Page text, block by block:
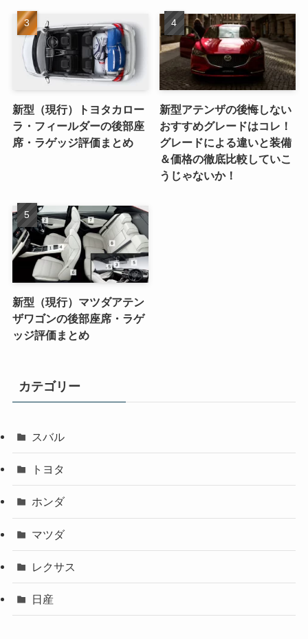
新型（現行）トヨタカロー
ラ・フィールダーの後部座
席・ラゲッジ評価まとめ
新型アテンザの後悔しない
おすすめグレードはコレ！
グレードによる違いと装備
＆価格の徹底比較していこ
うじゃないか！
新型（現行）マツダアテン
ザワゴンの後部座席・ラゲ
ッジ評価まとめ
カテゴリー
スバル
トヨタ
ホンダ
マツダ
レクサス
日産